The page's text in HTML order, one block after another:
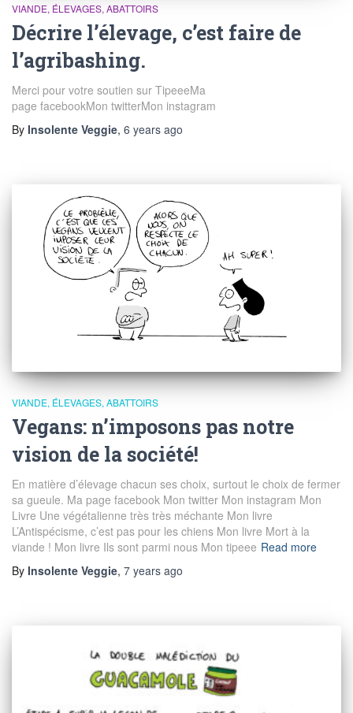
VIANDE, ÉLEVAGES, ABATTOIRS
Décrire l’élevage, c’est faire de
l’agribashing.
Merci pour votre soutien sur TipeeeMa
page facebookMon twitterMon instagram
By Insolente Veggie, 6 years ago
VIANDE, ÉLEVAGES, ABATTOIRS
Vegans: n’imposons pas notre
vision de la société!
En matière d’élevage chacun ses choix, surtout le choix de fermer
sa gueule. Ma page facebook Mon twitter Mon instagram Mon
Livre Une végétalienne très très méchante Mon livre
L’Antispécisme, c’est pas pour les chiens Mon livre Mort à la
viande ! Mon livre Ils sont parmi nous Mon tipeee Read more
By Insolente Veggie, 7 years ago